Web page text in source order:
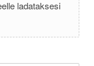
ladataksesi